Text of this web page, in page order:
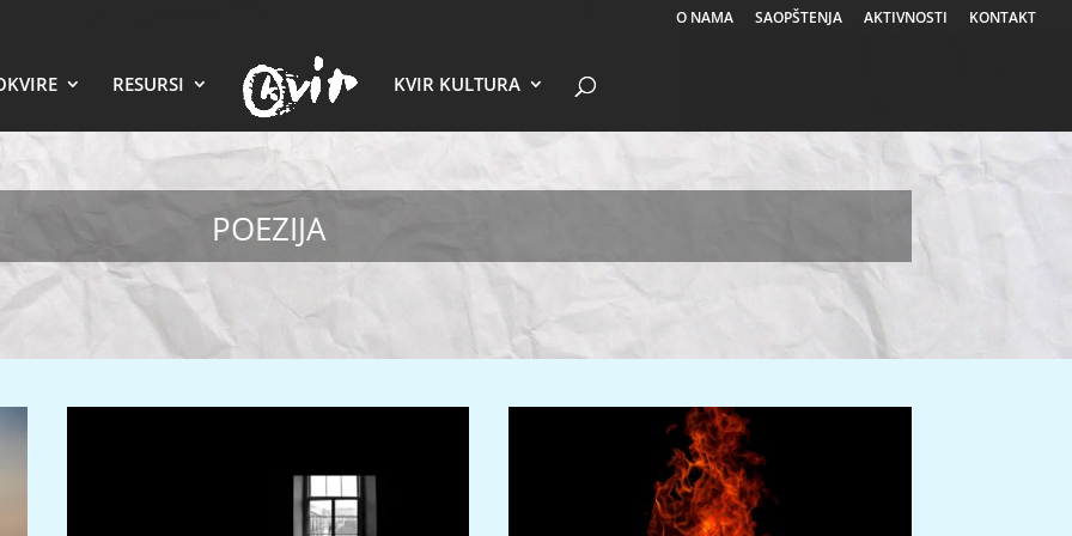
O NAMA SAOPŠTENJA AKTIVNOSTI KONTAKT
RESURSI KVIR KULTURA
POEZIJA